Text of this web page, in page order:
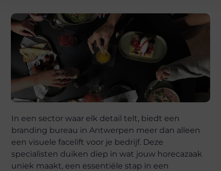
In een sector waar elk detail telt, biedt een
branding bureau in Antwerpen meer dan alleen
een visuele facelift voor je bedrijf. Deze
specialisten duiken diep in wat jouw horecazaak
uniek maakt, een essentiële stap in een